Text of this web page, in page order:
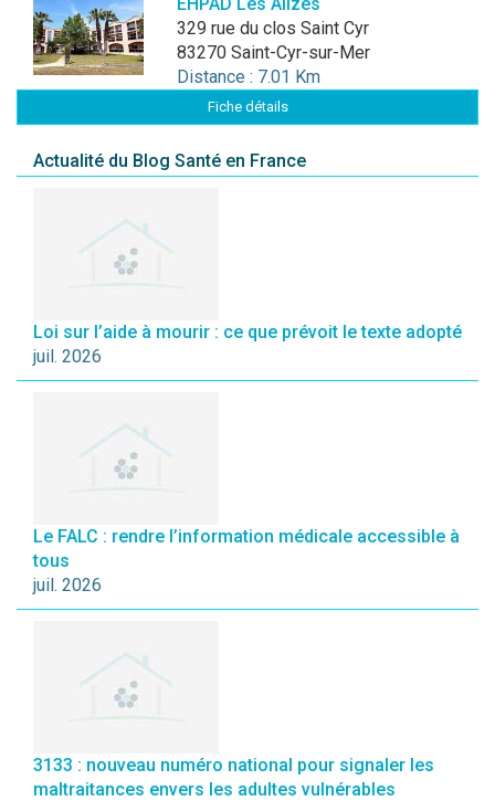
329 rue du clos Saint Cyr
83270 Saint-Cyr-sur-Mer
Distance : 7.01 Km
Fiche détails
Actualité du Blog Santé en France
Loi sur l’aide à mourir : ce que prévoit le texte adopté
juil. 2026
Le FALC : rendre l’information médicale accessible à
tous
juil. 2026
3133 : nouveau numéro national pour signaler les
maltraitances envers les adultes vulnérables